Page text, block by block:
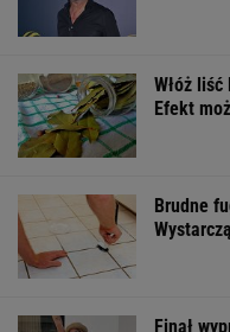
Włóż
Efekt
Brudne
Finał